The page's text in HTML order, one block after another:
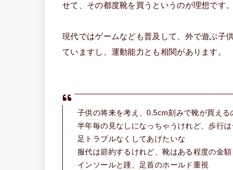
せて、その都度靴を買うというのが理想です。
現代ではゲームなども普及して、外で遊ぶ子
ていますし、運動能力とも相関があります。
子供の将来を考え、0.5cm刻みで靴が買える
半年毎の見なしになっちゃうけれど、歩行
足トラブルなくしてあげたいな
服代は節約するけれど、靴はある程度の金
インソールと踵、足首のホールド重視